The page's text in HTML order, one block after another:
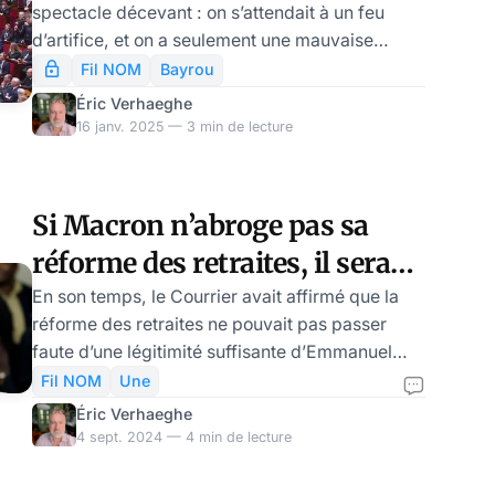
spectacle décevant : on s’attendait à un feu
d’artifice, et on a seulement une mauvaise
émission de très mauvaise téléréalité. Dans la
séquence actuelle, ce ne sont pas les Ch’tis à
Marseille, mais les Béarnais à Paris, et le
oreilles, Bayrou, qui prétendait être le seul à
pouvoir sauver le régime et faire l’union,
Fil NOM
Bayrou
Éric Verhaeghe
16 janv. 2025 — 3 min de lecture
Si Macron n’abroge pas sa
réforme des retraites, il sera
rapidement contraint de
démissionner…
En son temps, le Courrier avait affirmé que la
réforme des retraites ne pouvait pas passer
faute d’une légitimité suffisante d’Emmanuel
Macron pour la faire passer. L’histoire nous a
démenti un temps, sauf que… la paralysie de la
vie politique actuelle met en évidence que la
Fil NOM
Une
Éric Verhaeghe
4 sept. 2024 — 4 min de lecture